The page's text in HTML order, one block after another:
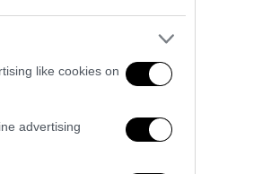
like cookies on
advertising
Γάζας
των
με τις
των
Αβιχάι